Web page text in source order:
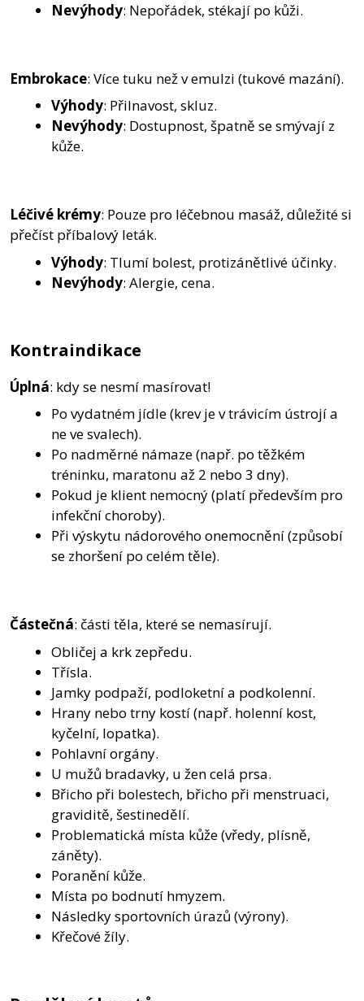
Nevýhody: Nepořádek, stékají po kůži.
Embrokace: Více tuku než v emulzi (tukové mazání).
Výhody: Přilnavost, skluz.
Nevýhody: Dostupnost, špatně se smývají z
kůže.
Léčivé krémy: Pouze pro léčebnou masáž, důležité si
přečíst příbalový leták.
Výhody: Tlumí bolest, protizánětlivé účinky.
Nevýhody: Alergie, cena.
Kontraindikace
Úplná: kdy se nesmí masírovat!
Po vydatném jídle (krev je v trávicím ústrojí a
ne ve svalech).
Po nadměrné námaze (např. po těžkém
tréninku, maratonu až 2 nebo 3 dny).
Pokud je klient nemocný (platí především pro
infekční choroby).
Při výskytu nádorového onemocnění (způsobí
se zhoršení po celém těle).
Částečná: části těla, které se nemasírují.
Obličej a krk zepředu.
Třísla.
Jamky podpaží, podloketní a podkolenní.
Hrany nebo trny kostí (např. holenní kost,
kyčelní, lopatka).
Pohlavní orgány.
U mužů bradavky, u žen celá prsa.
Břicho při bolestech, břicho při menstruaci,
graviditě, šestinedělí.
Problematická místa kůže (vředy, plísně,
záněty).
Poranění kůže.
Místa po bodnutí hmyzem.
Následky sportovních úrazů (výrony).
Křečové žíly.